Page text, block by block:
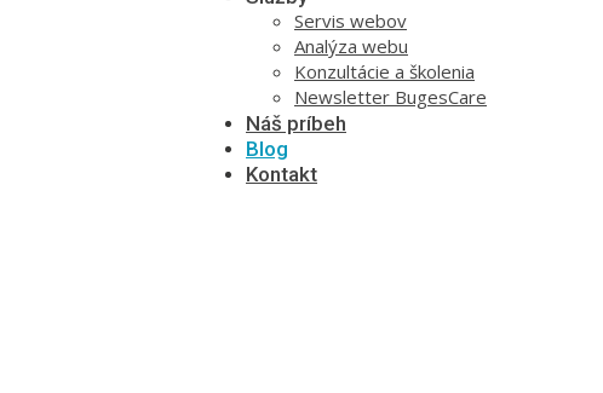
Servis webov
Analýza webu
Konzultácie a školenia
Newsletter BugesCare
Náš príbeh
Blog
Kontakt